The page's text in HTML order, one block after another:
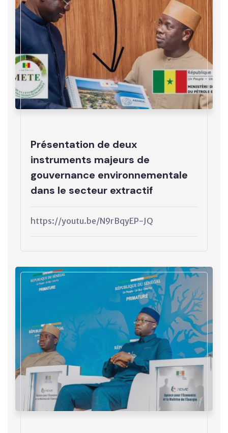
Présentation de deux
instruments majeurs de
gouvernance environnementale
dans le secteur extractif
https://youtu.be/N9rBqyEP-JQ